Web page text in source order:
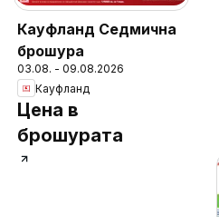
Кауфланд Седмична
брошура
03.08. - 09.08.2026
Кауфланд
Цена в
брошурата